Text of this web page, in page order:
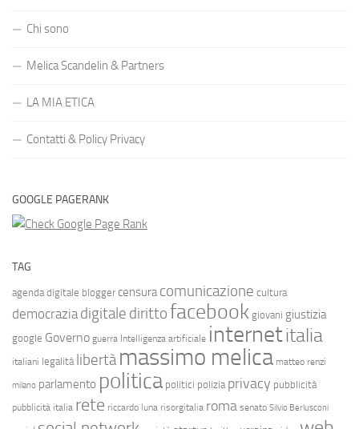
Chi sono
Melica Scandelin & Partners
LA MIA ETICA
Contatti & Policy Privacy
GOOGLE PAGERANK
TAG
agenda digitale blogger censura comunicazione cultura
democrazia digitale dirittofacebook giovani giustizia
google Governo guerra Intelligenza artificiale internetitalia
italiani legalità libertà massimo melica matteo renzi
milano parlamento politica politici polizia privacy pubblicità
pubblicità italia rete riccardo luna risorgitalia roma senato Silvio Berlusconi